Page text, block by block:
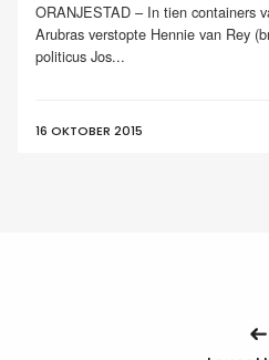
ORANJESTAD – In tien containers
Arubras verstopte Hennie van Rey
politicus Jos...
16 OKTOBER 2015